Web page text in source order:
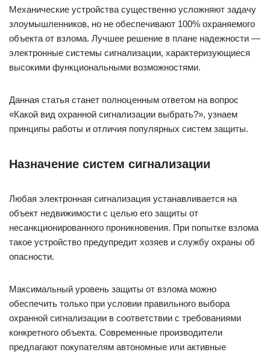
Механические устройства существенно усложняют задачу
злоумышленников, но не обеспечивают 100% охраняемого
объекта от взлома. Лучшее решение в плане надежности —
электронные системы сигнализации, характеризующиеся
высокими функциональными возможностями.
Данная статья станет полноценным ответом на вопрос
«Какой вид охранной сигнализации выбрать?», узнаем
принципы работы и отличия популярных систем защиты.
Назначение систем сигнализации
Любая электронная сигнализация устанавливается на
объект недвижимости с целью его защиты от
несанкционированного проникновения. При попытке взлома
такое устройство предупредит хозяев и службу охраны об
опасности.
Максимальный уровень защиты от взлома можно
обеспечить только при условии правильного выбора
охранной сигнализации в соответствии с требованиями
конкретного объекта. Современные производители
предлагают покупателям автономные или активные